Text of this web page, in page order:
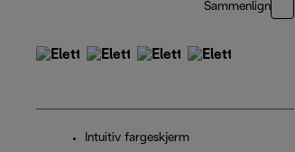
Sammenlign
Intuitiv fargeskjerm